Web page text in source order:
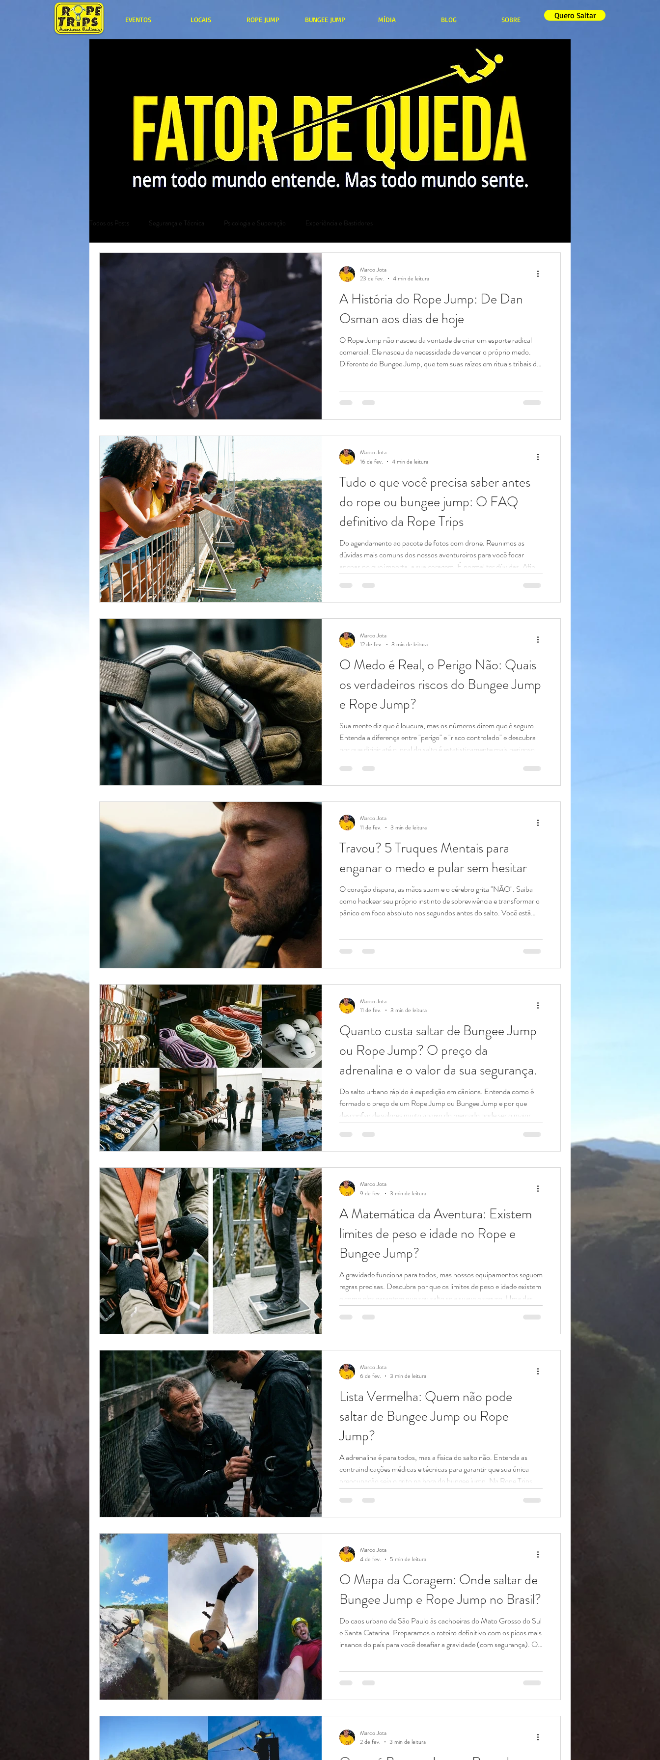
EVENTOS LOCAIS ROPE JUMP BUNGEE JUMP MÍDIA BLOG SOBRE Quero Saltar
Todos os Posts Segurança e Técnica Psicologia e Superação Experiência e Bastidores
A História do Rope Jump: De Dan
Osman aos dias de hoje
O Rope Jump não nasceu da vontade de criar um esporte radical
comercial. Ele nasceu da necessidade de vencer o próprio medo.
Diferente do Bungee Jump, que tem suas raízes em rituais tribais de
montanhista. Ele é a evolução natural do alpinismo, da física e da
empresa e o que você sente quando está
Marco Jota
23 de fev.
4 min de leitura
Tudo o que você precisa saber antes
do rope ou bungee jump: O FAQ
definitivo da Rope Trips
Do agendamento ao pacote de fotos com drone. Reunimos as
dúvidas mais comuns dos nossos aventureiros para você focar
apenas no que importa: a sua coragem. É normal ter dúvidas. Afinal,
não é todo dia que você decide se jogar de uma ponte ou de uma
cachoeira. Para agilizar o seu atendimento e garantir que você
chegue no dia do evento 100% preparado, respondemos abaixo as
Marco Jota
16 de fev.
4 min de leitura
O Medo é Real, o Perigo Não: Quais
os verdadeiros riscos do Bungee Jump
e Rope Jump?
Sua mente diz que é loucura, mas os números dizem que é seguro.
Entenda a diferença entre "perigo" e "risco controlado" e descubra
por que dirigir até o local do salto é estatisticamente mais perigoso
do que pular de bungee jump. Vamos ser diretos: quando você está
na beira da plataforma, seu cérebro primitivo está gritando que você
está em perigo mortal. É uma reação biológica natural. A pergunta
Marco Jota
12 de fev.
3 min de leitura
Travou? 5 Truques Mentais para
enganar o medo e pular sem hesitar
O coração dispara, as mãos suam e o cérebro grita "NÃO". Saiba
como hackear seu próprio instinto de sobrevivência e transformar o
pânico em foco absoluto nos segundos antes do salto. Você está
cérebro primitivo (a Amígdala) sequestra sua razão. Ele não sabe
você está na beira de um abismo e p
Marco Jota
11 de fev.
3 min de leitura
Quanto custa saltar de Bungee Jump
ou Rope Jump? O preço da
adrenalina e o valor da sua segurança.
Do salto urbano rápido à expedição em cânions. Entenda como é
formado o preço de um Rope Jump ou Bungee Jump e por que
desconfiar de valores muito abaixo do mercado pode ser o maior
risco da sua vida. Quando você vê um vídeo de 15 segundos no
Instagram, parece simples: uma corda, uma ponte e um grito. Mas
quando você recebe o orçamento, a pergunta é inevitável: "Por que
Marco Jota
11 de fev.
3 min de leitura
A Matemática da Aventura: Existem
limites de peso e idade no Rope e
Bungee Jump?
A gravidade funciona para todos, mas nossos equipamentos seguem
regras precisas. Descubra por que os limites de peso e idade existem
e como eles garantem que seu salto seja suave e seguro. Uma das
dúvidas mais frequentes no nosso WhatsApp é: "Tenho X anos e
peso Y quilos. Posso saltar de bungee jump ou rope jump?" A
resposta curta é: Depende do sistema montado no dia. A resposta
Marco Jota
9 de fev.
3 min de leitura
Lista Vermelha: Quem não pode
saltar de Bungee Jump ou Rope
Jump?
A adrenalina é para todos, mas a física do salto não. Entenda as
contraindicações médicas e técnicas para garantir que sua única
preocupação seja o grito na hora do bungee jump. Na Rope Trips ,
nossa missão é te jogar no vazio — e garantir que você volte inteiro
para contar a história. Aventura envolve risco calculado. E parte
desse cálculo não depende das nossas cordas ou mosquetões, mas
Marco Jota
6 de fev.
3 min de leitura
O Mapa da Coragem: Onde saltar de
Bungee Jump e Rope Jump no Brasil?
Do caos urbano de São Paulo às cachoeiras do Mato Grosso do Sul
e Santa Catarina. Preparamos o roteiro definitivo com os picos mais
insanos do país para você desafiar a gravidade (com segurança). O
é: Onde? Cada cenário muda completamente a experiência. Pular
urbana); pular de uma
Marco Jota
4 de fev.
5 min de leitura
Marco Jota
2 de fev.
3 min de leitura